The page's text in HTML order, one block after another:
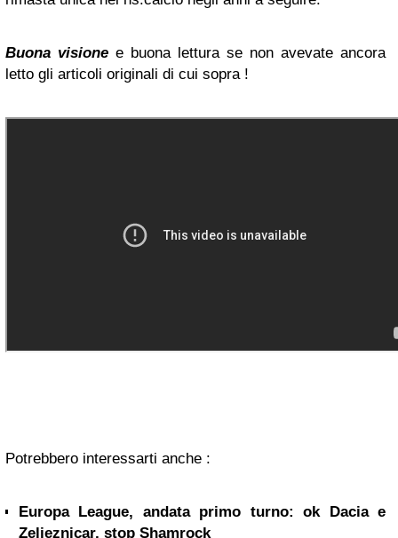
Buona visione e buona lettura se non avevate ancora
letto gli articoli originali di cui sopra !
Potrebbero interessarti anche :
Europa League, andata primo turno: ok Dacia e
Zeljeznicar, stop Shamrock